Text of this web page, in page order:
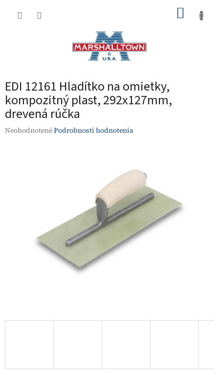
EDI 12161 Hladítko na omietky,
kompozitný plast, 292x127mm,
drevená rúčka
Priemerné
NeohodnotenéPodrobnosti hodnotenia